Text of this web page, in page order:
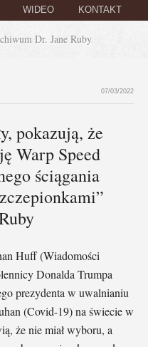
WIDEO KONTAKT
Dr. Jane Ruby
07/03/2022
pokazują, że
Warp Speed
ściągania
Huff (Wiadomości
Donalda Trumpa
prezydenta w uwalnianiu
(Covid-19) na świecie w
że nie miał wyboru, a